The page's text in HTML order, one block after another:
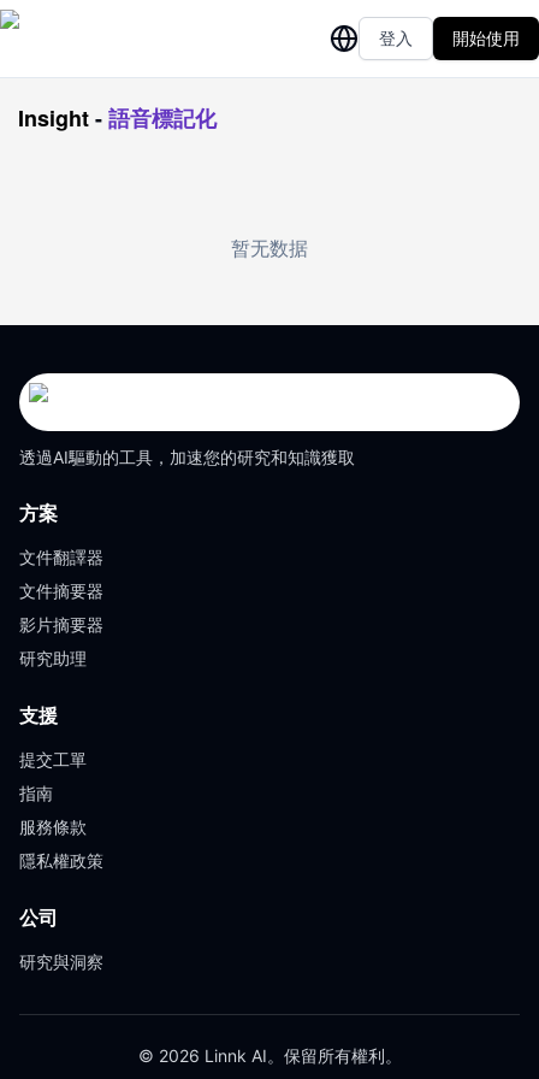
登入 開始使用
Insight-語音標記化
暂无数据
透過AI驅動的工具，加速您的研究和知識獲取
方案
文件翻譯器
文件摘要器
影片摘要器
研究助理
支援
提交工單
指南
服務條款
隱私權政策
公司
研究與洞察
© 2026 Linnk AI。保留所有權利。